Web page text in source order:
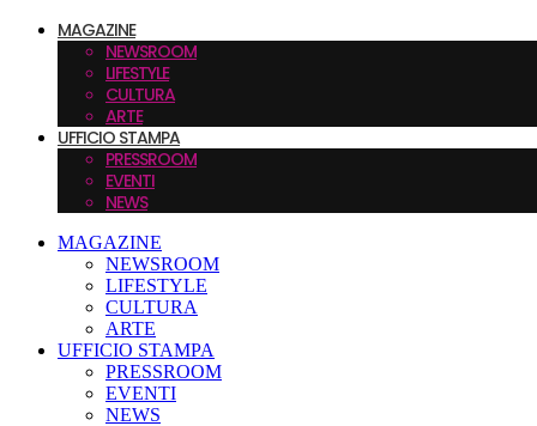
MAGAZINE
NEWSROOM
LIFESTYLE
CULTURA
ARTE
UFFICIO STAMPA
PRESSROOM
EVENTI
NEWS
MAGAZINE
NEWSROOM
LIFESTYLE
CULTURA
ARTE
UFFICIO STAMPA
PRESSROOM
EVENTI
NEWS